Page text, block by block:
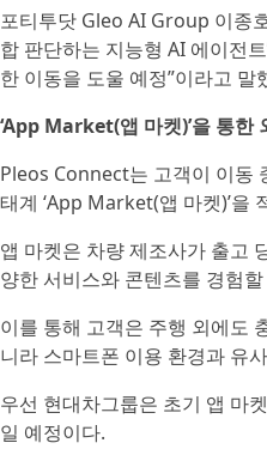
포티투닷 Gleo AI Group 이종
합 판단하는 지능형 AI 에이전
한 이동을 도울 예정”이라고 말
‘App Market(앱 마켓)’을 통한
Pleos Connect는 고객이 이동
태계 ‘App Market(앱 마켓)’을
앱 마켓은 차량 제조사가 출고
양한 서비스와 콘텐츠를 경험
이를 통해 고객은 주행 외에도
니라 스마트폰 이용 환경과 유
우선 현대차그룹은 초기 앱 마
일 예정이다.